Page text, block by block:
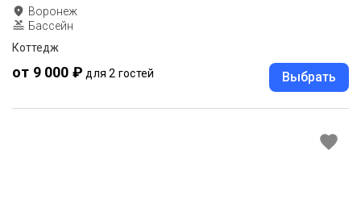
Воронеж
Бассейн
Коттедж
от 9 000 ₽ для 2 гостей Выбрать